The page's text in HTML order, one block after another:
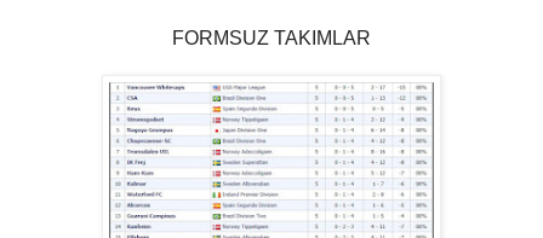
FORMSUZ TAKIMLAR